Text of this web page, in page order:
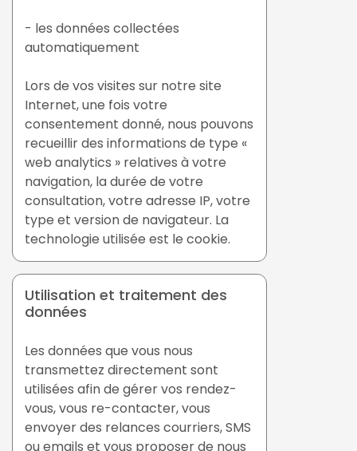
- les données collectées
automatiquement
Lors de vos visites sur notre site
Internet, une fois votre
consentement donné, nous pouvons
recueillir des informations de type «
web analytics » relatives à votre
navigation, la durée de votre
consultation, votre adresse IP, votre
type et version de navigateur. La
technologie utilisée est le cookie.
Utilisation et traitement des
données
Les données que vous nous
transmettez directement sont
utilisées afin de gérer vos rendez-
vous, vous re-contacter, vous
envoyer des relances courriers, SMS
ou emails et vous proposer de nous